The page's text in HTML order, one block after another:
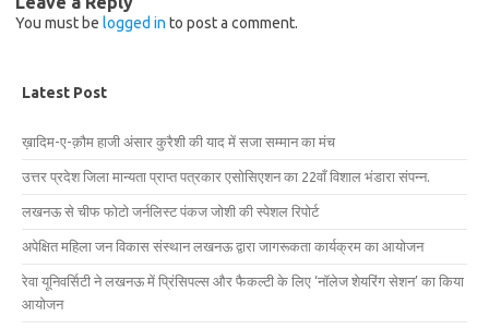
You must be logged in to post a comment.
Latest Post
ख़ादिम-ए-क़ौम हाजी अंसार कुरैशी की याद में सजा सम्मान का मंच
उत्तर प्रदेश जिला मान्यता प्राप्त पत्रकार एसोसिएशन का 22वाँ विशाल भंडारा संपन्न.
लखनऊ से चीफ फोटो जर्नलिस्ट पंकज जोशी की स्पेशल रिपोर्ट
अपेक्षित महिला जन विकास संस्थान लखनऊ द्वारा जागरूकता कार्यक्रम का आयोजन
रेवा यूनिवर्सिटी ने लखनऊ में प्रिंसिपल्स और फैकल्टी के लिए ‘नॉलेज शेयरिंग सेशन’ का किया
आयोजन